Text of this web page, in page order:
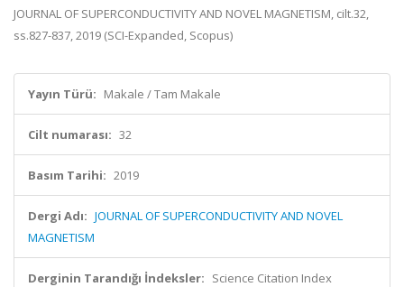
JOURNAL OF SUPERCONDUCTIVITY AND NOVEL MAGNETISM, cilt.32,
ss.827-837, 2019 (SCI-Expanded, Scopus)
Yayın Türü: Makale / Tam Makale
Cilt numarası: 32
Basım Tarihi: 2019
Dergi Adı: JOURNAL OF SUPERCONDUCTIVITY AND NOVEL
MAGNETISM
Derginin Tarandığı İndeksler: Science Citation Index